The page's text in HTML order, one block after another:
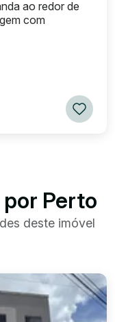
ao redor de
com
Perto
deste imóvel